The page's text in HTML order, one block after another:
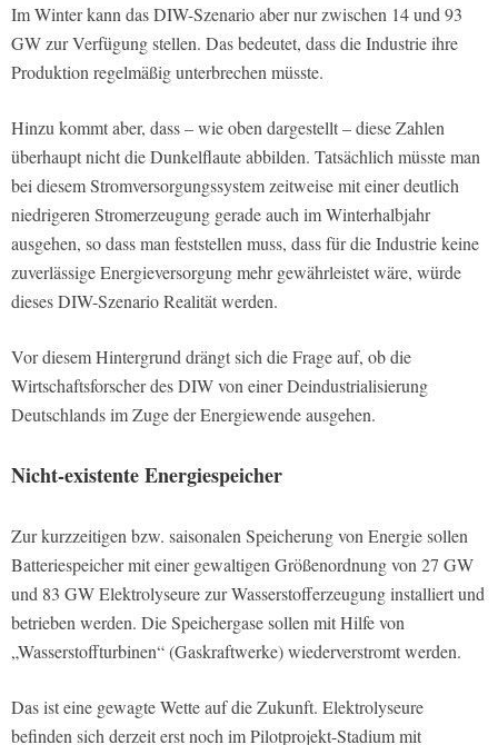
Im Winter kann das DIW-Szenario aber nur zwischen 14 und 93
GW zur Verfügung stellen. Das bedeutet, dass die Industrie ihre
Produktion regelmäßig unterbrechen müsste.
Hinzu kommt aber, dass – wie oben dargestellt – diese Zahlen
überhaupt nicht die Dunkelflaute abbilden. Tatsächlich müsste man
bei diesem Stromversorgungssystem zeitweise mit einer deutlich
niedrigeren Stromerzeugung gerade auch im Winterhalbjahr
ausgehen, so dass man feststellen muss, dass für die Industrie keine
zuverlässige Energieversorgung mehr gewährleistet wäre, würde
dieses DIW-Szenario Realität werden.
Vor diesem Hintergrund drängt sich die Frage auf, ob die
Wirtschaftsforscher des DIW von einer Deindustrialisierung
Deutschlands im Zuge der Energiewende ausgehen.
Nicht-existente Energiespeicher
Zur kurzzeitigen bzw. saisonalen Speicherung von Energie sollen
Batteriespeicher mit einer gewaltigen Größenordnung von 27 GW
und 83 GW Elektrolyseure zur Wasserstofferzeugung installiert und
betrieben werden. Die Speichergase sollen mit Hilfe von
„Wasserstoffturbinen“ (Gaskraftwerke) wiederverstromt werden.
Das ist eine gewagte Wette auf die Zukunft. Elektrolyseure
befinden sich derzeit erst noch im Pilotprojekt-Stadium mit